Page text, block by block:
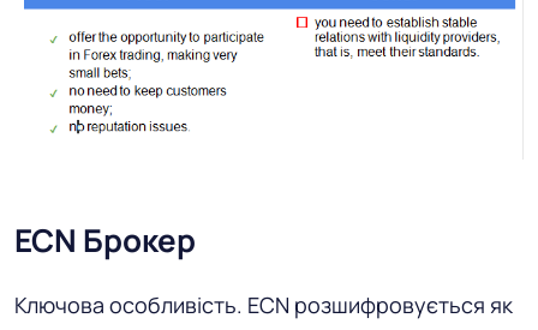
ECN Брокер
Ключова особливість. ECN розшифровується як